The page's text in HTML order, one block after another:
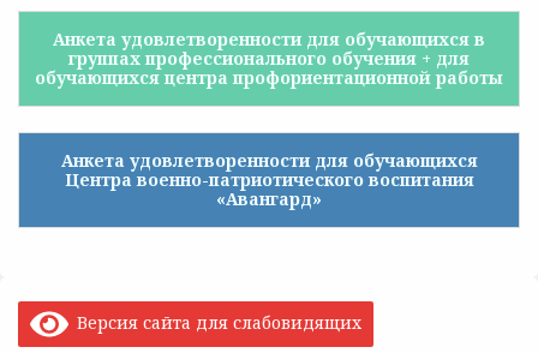
Анкета удовлетворенности для обучающихся в
группах профессионального обучения + для
обучающихся центра профориентационной работы
Анкета удовлетворенности для обучающихся
Центра военно-патриотического воспитания
«Авангард»
Версия сайта для слабовидящих